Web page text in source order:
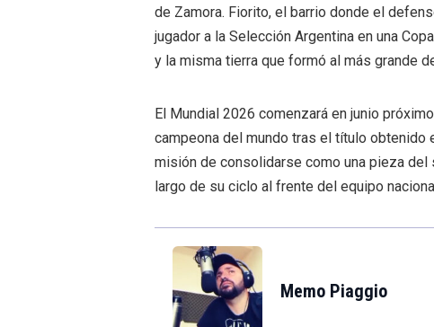
de Zamora. Fiorito, el barrio donde el
jugador a la Selección Argentina en una
y la misma tierra que formó al más grande
El Mundial 2026 comenzará en junio
campeona del mundo tras el título obtenido
misión de consolidarse como una pieza
largo de su ciclo al frente del equipo
Memo Piaggio